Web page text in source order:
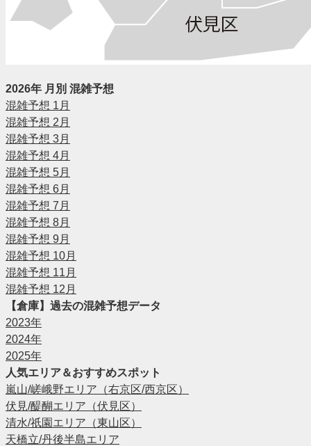
2026年 月別 混雑予想
混雑予想 1月
混雑予想 2月
混雑予想 3月
混雑予想 4月
混雑予想 5月
混雑予想 6月
混雑予想 7月
混雑予想 8月
混雑予想 9月
混雑予想 10月
混雑予想 11月
混雑予想 12月
【倉庫】過去の混雑予想データ
2023年
2024年
2025年
人気エリア＆おすすめスポット
嵐山/嵯峨野エリア（右京区/西京区）
伏見/醍醐エリア（伏見区）
清水/祇園エリア（東山区）
天橋立/丹後半島エリア